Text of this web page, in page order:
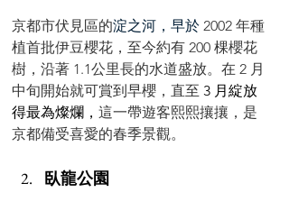
京都市伏見區的淀之河，早於 2002 年種
植首批伊豆櫻花，至今約有 200 棵櫻花
樹，沿著 1.1公里長的水道盛放。在 2 月
中旬開始就可賞到早櫻，直至 3 月綻放
得最為燦爛， 這一帶遊客熙熙攘攘，是
京都備受喜愛的春季景觀。
臥龍公園